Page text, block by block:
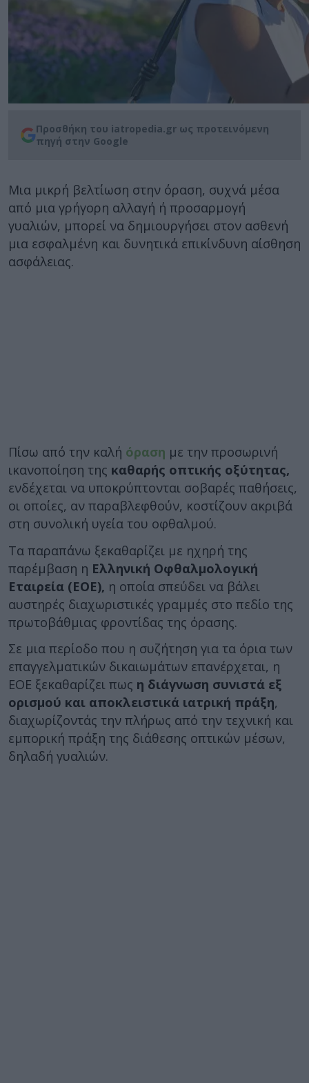
Προσθήκη του iatropedia.gr ως προτεινόμενη
πηγή στην Google
Μια μικρή βελτίωση στην όραση, συχνά μέσα
από μια γρήγορη αλλαγή ή προσαρμογή
γυαλιών, μπορεί να δημιουργήσει στον ασθενή
μια εσφαλμένη και δυνητικά επικίνδυνη αίσθηση
ασφάλειας.
Πίσω από την καλή όραση με την προσωρινή
ικανοποίηση της καθαρής οπτικής οξύτητας,
ενδέχεται να υποκρύπτονται σοβαρές παθήσεις,
οι οποίες, αν παραβλεφθούν, κοστίζουν ακριβά
στη συνολική υγεία του οφθαλμού.
Τα παραπάνω ξεκαθαρίζει με ηχηρή της
παρέμβαση η Ελληνική Οφθαλμολογική
Εταιρεία (ΕΟΕ), η οποία σπεύδει να βάλει
αυστηρές διαχωριστικές γραμμές στο πεδίο της
πρωτοβάθμιας φροντίδας της όρασης.
Σε μια περίοδο που η συζήτηση για τα όρια των
επαγγελματικών δικαιωμάτων επανέρχεται, η
ΕΟΕ ξεκαθαρίζει πως η διάγνωση συνιστά εξ
ορισμού και αποκλειστικά ιατρική πράξη,
διαχωρίζοντάς την πλήρως από την τεχνική και
εμπορική πράξη της διάθεσης οπτικών μέσων,
δηλαδή γυαλιών.